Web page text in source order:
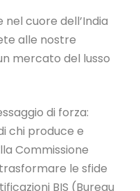
cuore dell’India
alle nostre
mercato del lusso
di forza:
chi produce e
Commissione
le sfide
BIS (Bureau